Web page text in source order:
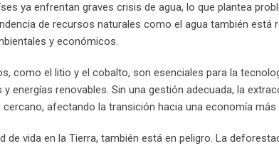
ya enfrentan graves crisis de agua, lo que plantea
de recursos naturales como el agua también
y económicos.
como el litio y el cobalto, son esenciales para la
energías renovables. Sin una gestión adecuada, la
afectando la transición hacia una economía más
de vida en la Tierra, también está en peligro. La